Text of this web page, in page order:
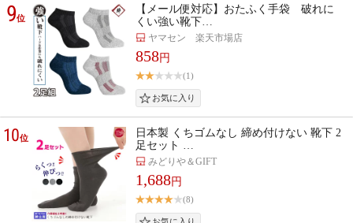
9位
【メール便対応】おたふく手袋 破れに
くい強い靴下…
ヤマセン 楽天市場店
858円
(1)
10位
日本製 くちゴムなし 締め付けない 靴下 2
足セット …
みどりや＆GIFT
1,688円
(8)